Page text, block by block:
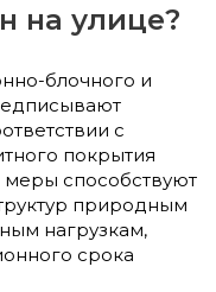
на улице?
блочного и
с
покрытия
меры способствуют
природным
нагрузкам,
срока